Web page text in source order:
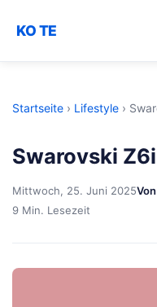
KO TE
Startseite › Lifestyle ›
Swarovski
Mittwoch, 25. Juni 2025
9 Min. Lesezeit